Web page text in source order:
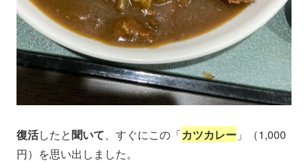
復活したと聞いて、すぐにこの「カツカレー 」（1,000
円）を思い出しました。